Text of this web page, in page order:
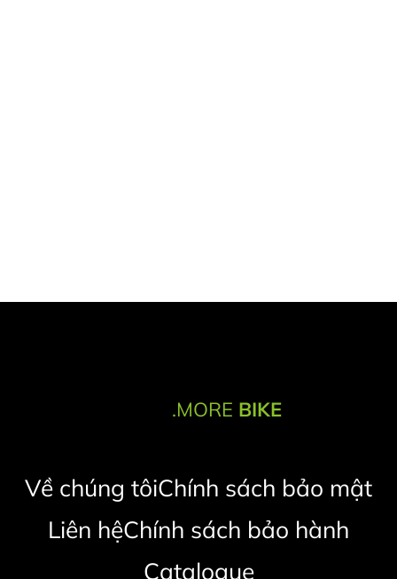
.MORE BIKE
Về chúng tôiChính sách bảo mật
Liên hệChính sách bảo hành
Catalogue